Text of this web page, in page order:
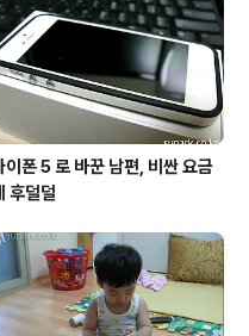
이폰 5 로 바꾼 남편, 비싼 요금
후덜덜